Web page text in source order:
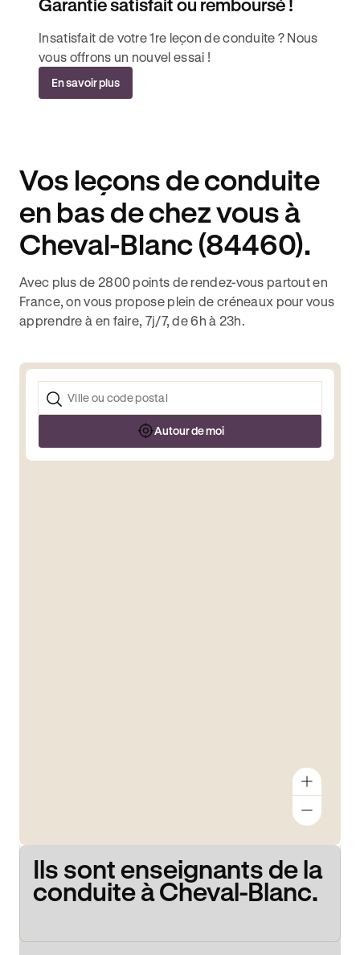
Garantie satisfait ou remboursé !
Insatisfait de votre 1re leçon de conduite ? Nous
vous offrons un nouvel essai !
En savoir plus
Vos leçons de conduite
en bas de chez vous à
Cheval-Blanc (84460).
Avec plus de 2800 points de rendez-vous partout en
France, on vous propose plein de créneaux pour vous
apprendre à en faire, 7j/7, de 6h à 23h.
Autour de moi
Ils sont enseignants de la
conduite à Cheval-Blanc.